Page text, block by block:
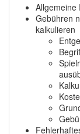
Allgemeine
Gebühren
kalkulieren